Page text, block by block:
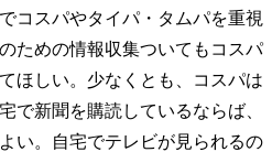
コスパやタイパ・タムパを重視
ための情報収集ついてもコスパ
ほしい。少なくとも、コスパは
で新聞を購読しているならば、
い。自宅でテレビが見られるの